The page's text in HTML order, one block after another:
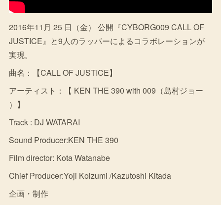
2016年11月 25 日（金） 公開『CYBORG009 CALL OF
JUSTICE』と9人のラッパーによるコラボレーションが
実現。
曲名：【CALL OF JUSTICE】
アーティスト：【 KEN THE 390 with 009（島村ジョー
）】
Track : DJ WATARAI
Sound Producer:KEN THE 390
Film director: Kota Watanabe
Chief Producer:Yoji Koizumi /Kazutoshi Kitada
企画・制作